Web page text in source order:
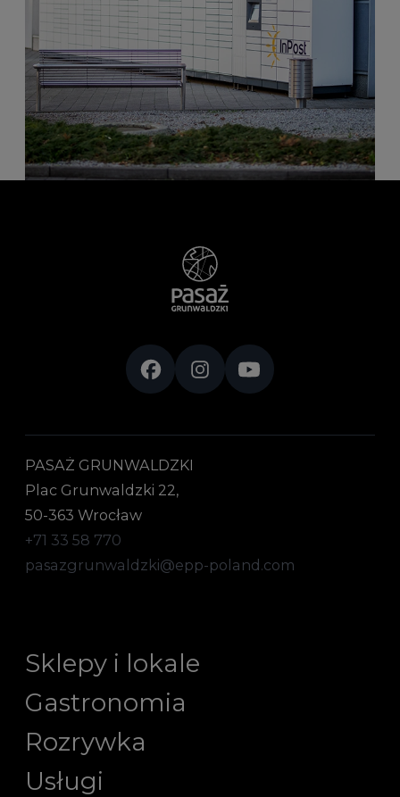
PASAŻ GRUNWALDZKI
Plac Grunwaldzki 22,
50-363 Wrocław
+71 33 58 770
pasazgrunwaldzki@epp-poland.com
Sklepy i lokale
Gastronomia
Rozrywka
Usługi